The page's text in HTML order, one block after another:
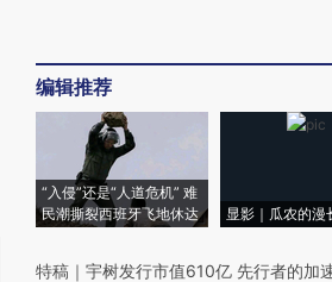
编辑推荐
“入侵”还是“人道危机” 难
民潮撕裂西班牙飞地休达
显影｜瓜农的漫
特稿 ｜ 宇树发行市值610亿 先行者的加